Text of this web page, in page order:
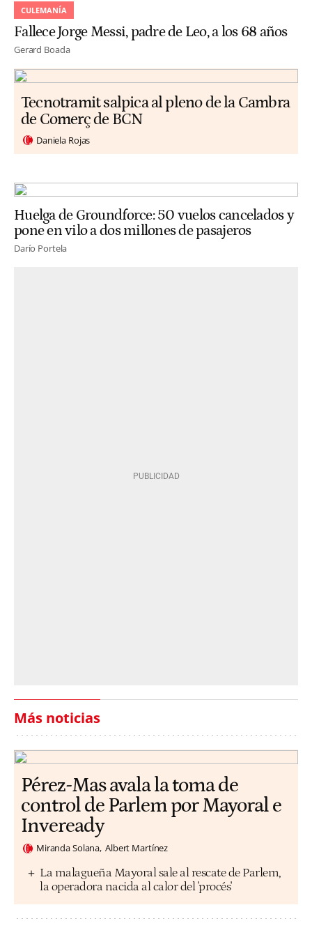
CULEMANÍA
Fallece Jorge Messi, padre de Leo, a los 68 años
Gerard Boada
Tecnotramit salpica al pleno de la Cambra
de Comerç de BCN
Daniela Rojas
Huelga de Groundforce: 50 vuelos cancelados y
pone en vilo a dos millones de pasajeros
Darío Portela
Más noticias
Pérez-Mas avala la toma de
control de Parlem por Mayoral e
Inveready
Miranda Solana Albert Martínez
La malagueña Mayoral sale al rescate de Parlem,
la operadora nacida al calor del 'procés'